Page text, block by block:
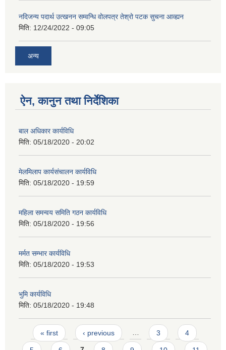
नदिजन्य पदार्थ उत्खनन सम्वन्धि वोलपत्र तेश्रो पटक सुचना आव्ह्यन
मिति: 12/24/2022 - 09:05
अन्य
ऐन, कानुन तथा निर्देशिका
बाल अधिकार कार्यविधि
मिति: 05/18/2020 - 20:02
मेलमिलाप कार्यसंचालन कार्यविधि
मिति: 05/18/2020 - 19:59
महिला समन्वय समिति गठन कार्यविधि
मिति: 05/18/2020 - 19:56
मर्मत सम्भार कार्यविधि
मिति: 05/18/2020 - 19:53
भुमि कार्यविधि
मिति: 05/18/2020 - 19:48
Pages
« first ‹ previous … 3 4